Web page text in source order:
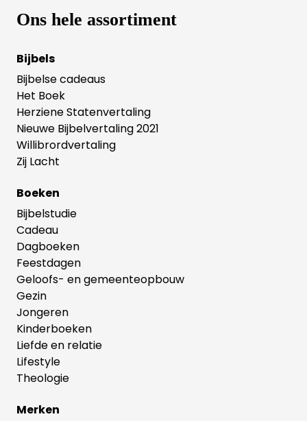
Ons hele assortiment
Bijbels
Bijbelse cadeaus
Het Boek
Herziene Statenvertaling
Nieuwe Bijbelvertaling 2021
Willibrordvertaling
Zij Lacht
Boeken
Bijbelstudie
Cadeau
Dagboeken
Feestdagen
Geloofs- en gemeenteopbouw
Gezin
Jongeren
Kinderboeken
Liefde en relatie
Lifestyle
Theologie
Merken